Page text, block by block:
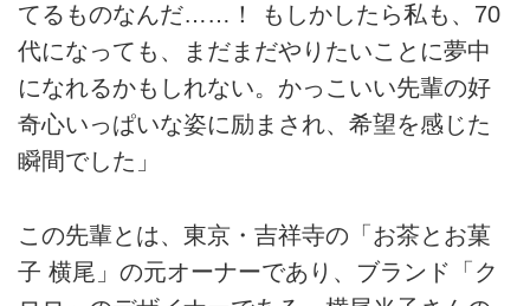
てるものなんだ……！ もしかしたら私も、70
代になっても、まだまだやりたいことに夢中
になれるかもしれない。かっこいい先輩の好
奇心いっぱいな姿に励まされ、希望を感じた
瞬間でした」
この先輩とは、東京・吉祥寺の「お茶とお菓
子 横尾」の元オーナーであり、ブランド「ク